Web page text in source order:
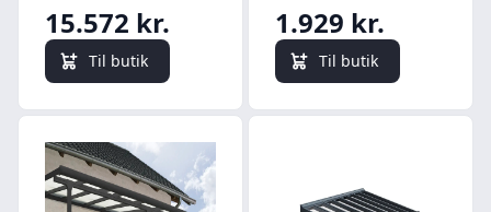
15.572 kr.
Til butik
1.929 kr.
Til butik